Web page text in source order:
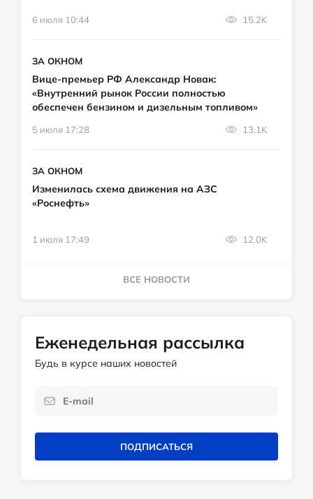
6 июля 10:44 15.2K
ЗА ОКНОМ
Вице-премьер РФ Александр Новак:
«Внутренний рынок России полностью
обеспечен бензином и дизельным топливом»
5 июля 17:28 13.1K
ЗА ОКНОМ
Изменилась схема движения на АЗС
«Роснефть»
1 июля 17:49 12.0K
ВСЕ НОВОСТИ
Еженедельная рассылка
Будь в курсе наших новостей
ПОДПИСАТЬСЯ